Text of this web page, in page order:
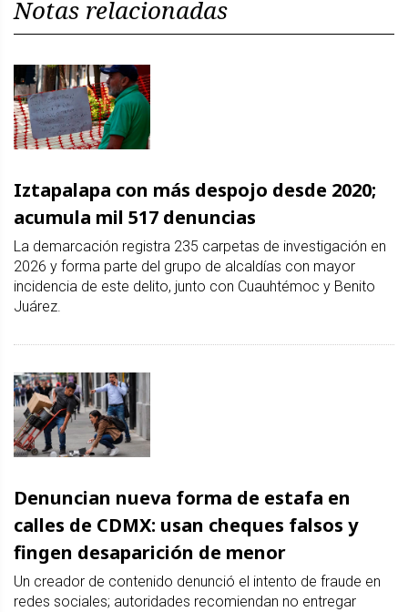
Notas relacionadas
Iztapalapa con más despojo desde 2020;
acumula mil 517 denuncias
La demarcación registra 235 carpetas de investigación en
2026 y forma parte del grupo de alcaldías con mayor
incidencia de este delito, junto con Cuauhtémoc y Benito
Juárez.
Denuncian nueva forma de estafa en
calles de CDMX: usan cheques falsos y
fingen desaparición de menor
Un creador de contenido denunció el intento de fraude en
redes sociales; autoridades recomiendan no entregar